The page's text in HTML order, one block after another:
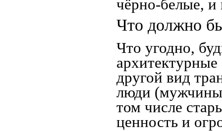
чёрно-белые, и
Что должно
Что угодно,
другой вид
люди
том числе
ценность и